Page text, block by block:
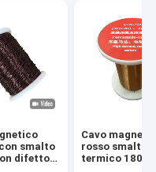
smalto
difetto
Cavo
rosso smalto
termico 180